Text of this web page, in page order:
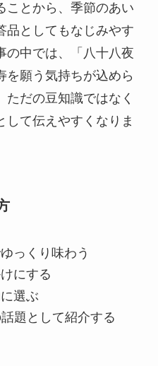
ことから、季節のあい
品としてもなじみやす
の中では、「八十八夜
を願う気持ちが込めら
だの豆知識ではなく
して伝えやすくなりま
っくり味わう
にする
選ぶ
題として紹介する